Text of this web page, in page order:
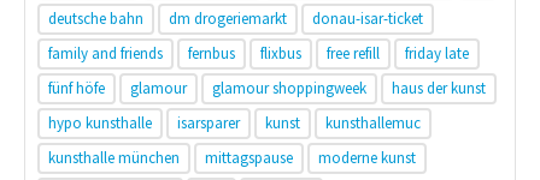
deutsche bahn
dm drogeriemarkt
donau-isar-ticket
family and friends
fernbus flixbus free refill
friday late
fünf höfe
glamour glamour shoppingweek
haus der kunst
hypo kunsthalle
isarsparer kunst
kunsthallemuc
kunsthalle münchen
mittagspause
moderne kunst